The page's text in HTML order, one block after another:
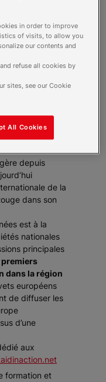
l’éducation
pour
promouvoir
du grand
la
la Croix-
depuis
de la
dans son
est à la
nationales
principales
premiers
dans la région
européens
de diffuser les
d’une
aux
formation et
in order to improve
of visits, to allow you
our contents and
refuse all cookies by
sites, see our Cookie
All Cookies